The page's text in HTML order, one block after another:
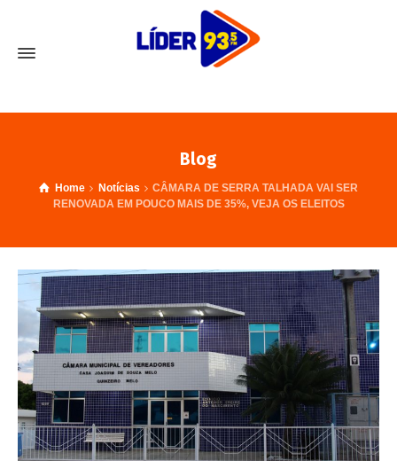
Blog
Home Notícias
CÂMARA DE SERRA TALHADA VAI SER
RENOVADA EM POUCO MAIS DE 35%, VEJA OS ELEITOS